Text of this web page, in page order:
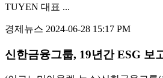
TUYEN 대표 ...
경제뉴스 2024-06-28 15:17 PM
신한금융그룹, 19년간 ESG 보